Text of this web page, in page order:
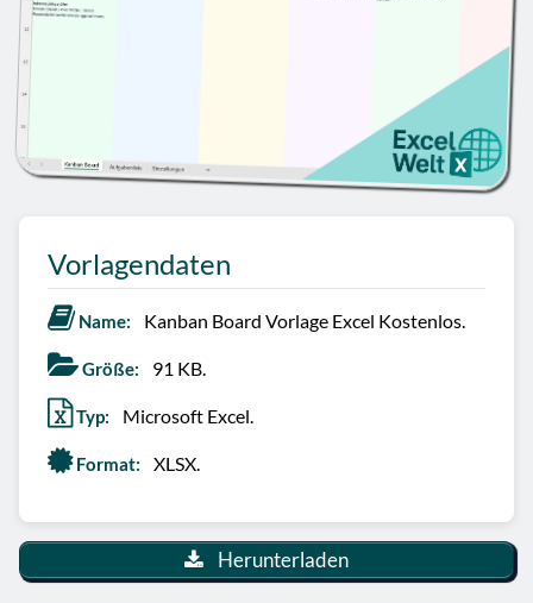
Vorlagendaten
Name: Kanban Board Vorlage Excel Kostenlos.
Größe: 91 KB.
Typ: Microsoft Excel.
Format: XLSX.
Herunterladen